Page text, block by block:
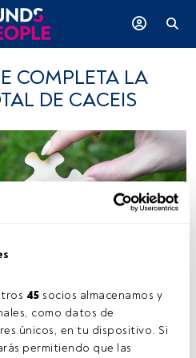
45 socios almacenamos y
como datos de
únicos, en tu dispositivo. Si
permitiendo que las
COMPLETA LA
DE CACEIS